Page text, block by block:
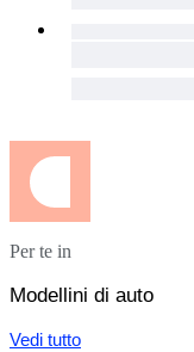
Per te in
Modellini di auto
Vedi tutto